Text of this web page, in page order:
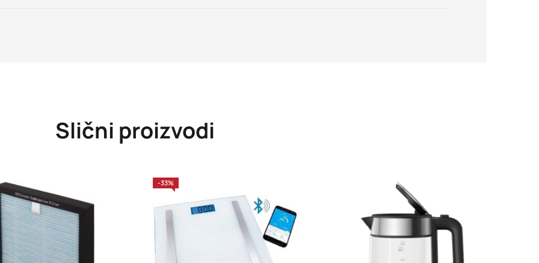
Slični proizvodi
-33%